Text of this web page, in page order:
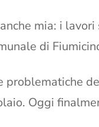
mia: i
di
problematiche
Oggi